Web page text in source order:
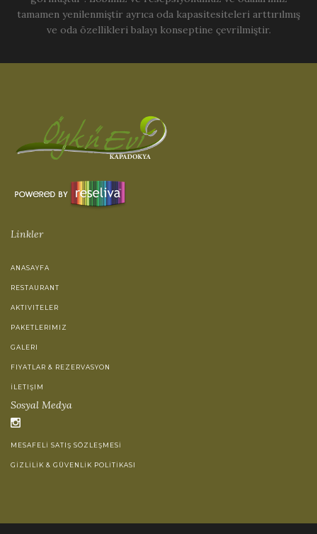
tamamen yenilenmiştir ayrıca oda kapasitesiteleri arttırılmış
ve oda özellikleri balayı konseptine çevrilmiştir.
Linkler
ANASAYFA
RESTAURANT
AKTIVITELER
PAKETLERIMIZ
GALERI
FIYATLAR & REZERVASYON
İLETIŞIM
Sosyal Medya
MESAFELİ SATIŞ SÖZLEŞMESİ
GİZLİLİK & GÜVENLİK POLİTİKASI